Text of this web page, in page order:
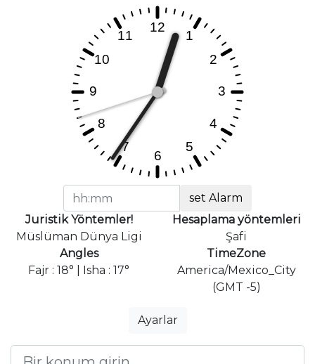
set Alarm
Juristik Yöntemler!
Müslüman Dünya Ligi
Hesaplama yöntemleri
Şafi
Angles
Fajr : 18° | Isha : 17°
TimeZone
America/Mexico_City
(GMT -5)
Ayarlar